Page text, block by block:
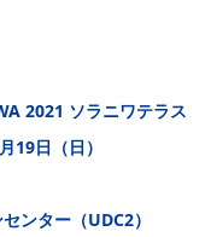
2021 ソラニワテラス
19日（日）
ンター（UDC2）